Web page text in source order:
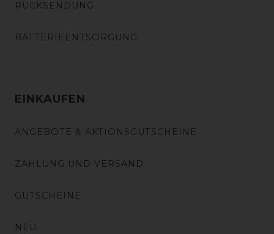
RÜCKSENDUNG
BATTERIEENTSORGUNG
EINKAUFEN
ANGEBOTE & AKTIONSGUTSCHEINE
ZAHLUNG UND VERSAND
GUTSCHEINE
NEU